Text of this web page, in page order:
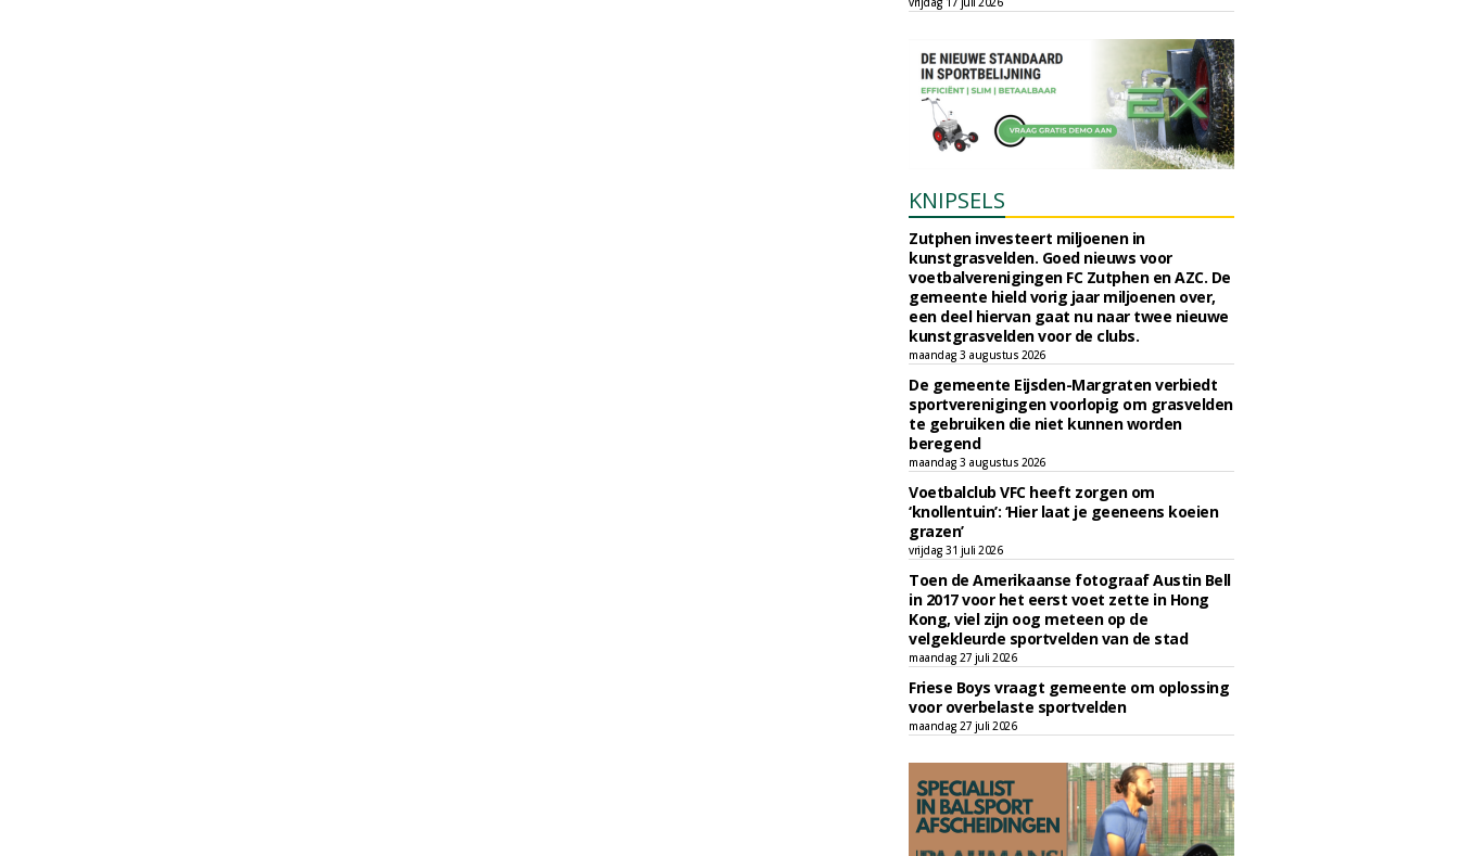
KNIPSELS
Zutphen investeert miljoenen in
kunstgrasvelden. Goed nieuws voor
voetbalverenigingen FC Zutphen en AZC. De
gemeente hield vorig jaar miljoenen over,
een deel hiervan gaat nu naar twee nieuwe
kunstgrasvelden voor de clubs.
maandag 3 augustus 2026
De gemeente Eijsden-Margraten verbiedt
sportverenigingen voorlopig om grasvelden
te gebruiken die niet kunnen worden
beregend
maandag 3 augustus 2026
Voetbalclub VFC heeft zorgen om
‘knollentuin’: ‘Hier laat je geeneens koeien
grazen’
vrijdag 31 juli 2026
Toen de Amerikaanse fotograaf Austin Bell
in 2017 voor het eerst voet zette in Hong
Kong, viel zijn oog meteen op de
velgekleurde sportvelden van de stad
maandag 27 juli 2026
Friese Boys vraagt gemeente om oplossing
voor overbelaste sportvelden
maandag 27 juli 2026